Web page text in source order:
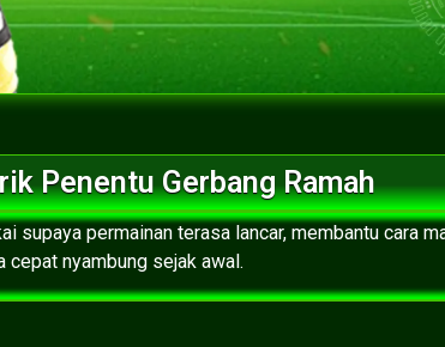
Penentu Gerbang Ramah
supaya permainan terasa lancar, membantu cara
cepat nyambung sejak awal.